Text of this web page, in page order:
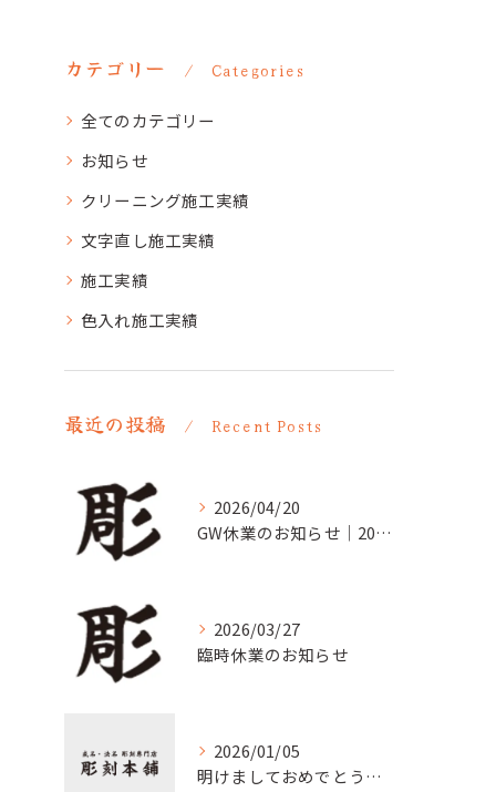
カテゴリー Categories
全てのカテゴリー
お知らせ
クリーニング施工実績
文字直し施工実績
施工実績
色入れ施工実績
最近の投稿 Recent Posts
2026/04/20
GW休業のお知らせ｜20２６年５月2日(土)〜5月６日(水)
2026/03/27
臨時休業のお知らせ
2026/01/05
明けましておめでとうございます。